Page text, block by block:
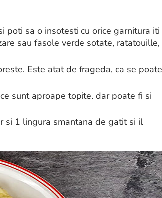
poti sa o insotesti cu orice garnitura iti
sau fasole verde sotate, ratatouille,
Este atat de frageda, ca se poate
sunt aproape topite, dar poate fi si
si 1 lingura smantana de gatit si il